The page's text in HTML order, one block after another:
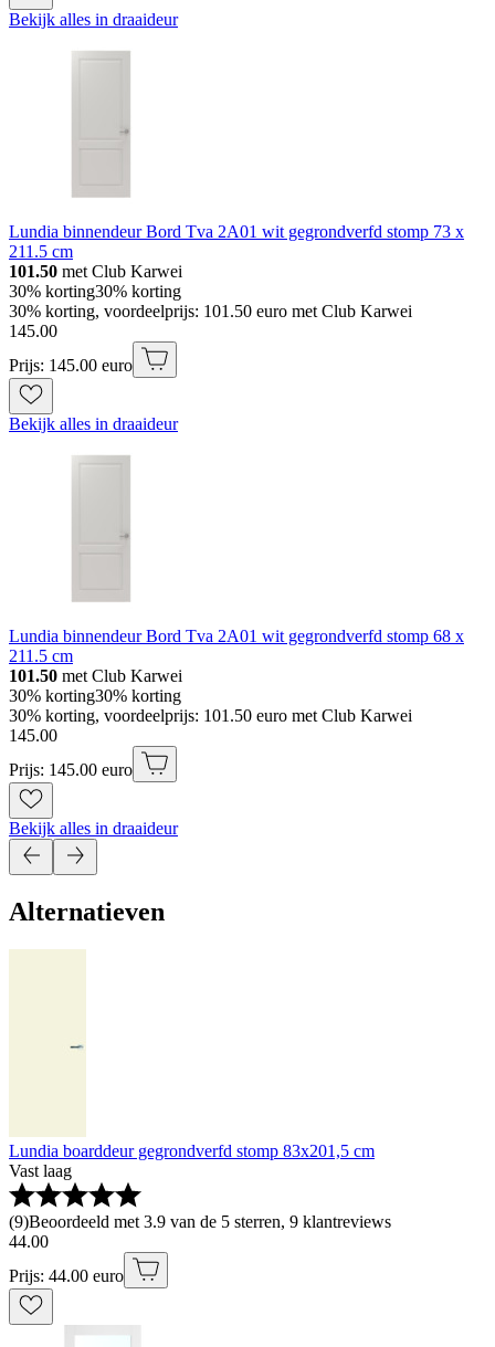
Bekijk alles in draaideur
Lundia binnendeur Bord Tva 2A01 wit gegrondverfd stomp 73 x
211.5 cm
101.50 met Club Karwei
30% korting30% korting
30% korting, voordeelprijs: 101.50 euro met Club Karwei
145.00
Prijs: 145.00 euro
Bekijk alles in draaideur
Lundia binnendeur Bord Tva 2A01 wit gegrondverfd stomp 68 x
211.5 cm
101.50 met Club Karwei
30% korting30% korting
30% korting, voordeelprijs: 101.50 euro met Club Karwei
145.00
Prijs: 145.00 euro
Bekijk alles in draaideur
Alternatieven
Lundia boarddeur gegrondverfd stomp 83x201,5 cm
Vast laag
(9)Beoordeeld met 3.9 van de 5 sterren, 9 klantreviews
44.00
Prijs: 44.00 euro